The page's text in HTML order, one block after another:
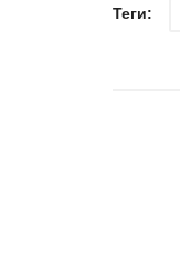
Теги: